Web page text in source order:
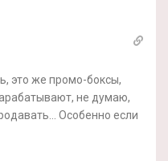
это же промо-боксы,
не думаю,
Особенно если